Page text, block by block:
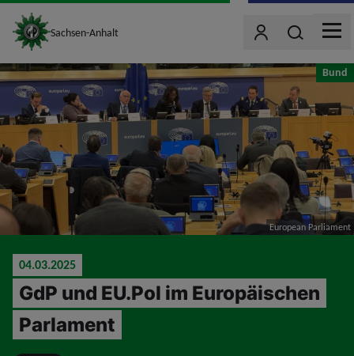
jumpToMain
site_logo
Sachsen-Anhalt BenutzerWonach
MENU
European Parliament
Bund
04.03.2025
GdP und EU.Pol im Europäischen
Parlament